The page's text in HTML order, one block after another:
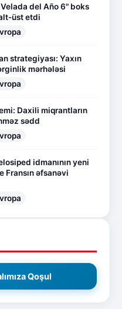
del Año 6" boks
üst etdi
strategiyası: Yaxın
mərhələsi
Daxili miqrantların
sədd
idmanının yeni
Fransın əfsanəvi
Qoşul